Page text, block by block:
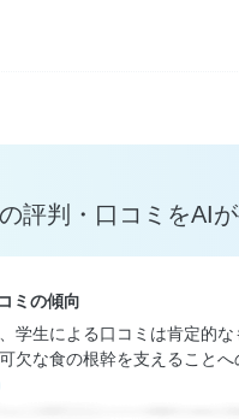
評判・口コミをAI
ミの傾向
学生による口コミは肯定的
欠な食の根幹を支えること